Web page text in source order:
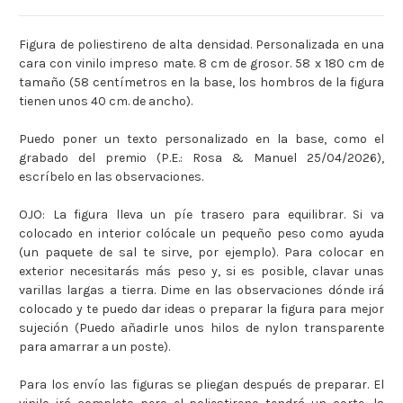
Figura de poliestireno de alta densidad. Personalizada en una
cara con vinilo impreso mate. 8 cm de grosor. 58 x 180 cm de
tamaño (58 centímetros en la base, los hombros de la figura
tienen unos 40 cm. de ancho).
Puedo poner un texto personalizado en la base, como el
grabado del premio (P.E.: Rosa & Manuel 25/04/2026),
escríbelo en las observaciones.
OJO: La figura lleva un píe trasero para equilibrar. Si va
colocado en interior colócale un pequeño peso como ayuda
(un paquete de sal te sirve, por ejemplo). Para colocar en
exterior necesitarás más peso y, si es posible, clavar unas
varillas largas a tierra. Dime en las observaciones dónde irá
colocado y te puedo dar ideas o preparar la figura para mejor
sujeción (Puedo añadirle unos hilos de nylon transparente
para amarrar a un poste).
Para los envío las figuras se pliegan después de preparar. El